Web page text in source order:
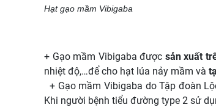
Hạt gạo mầm Vibigaba
+ Gạo mầm Vibigaba được sản xuất
nhiệt độ,…để cho hạt lúa nảy mầm và
+ Gạo mầm Vibigaba do Tập đoàn
Khi người bệnh tiểu đường type 2 sử